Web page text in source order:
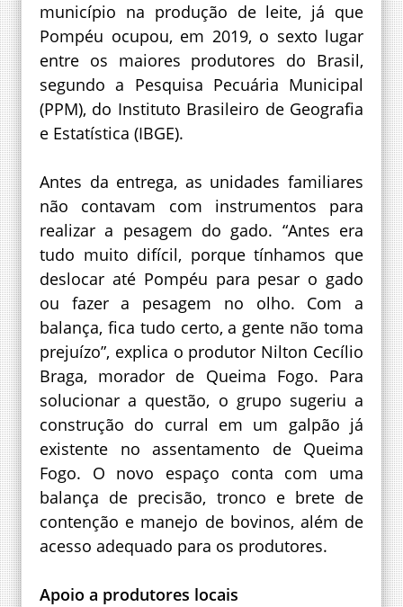
município na produção de leite, já que
Pompéu ocupou, em 2019, o sexto lugar
entre os maiores produtores do Brasil,
segundo a Pesquisa Pecuária Municipal
(PPM), do Instituto Brasileiro de Geografia
e Estatística (IBGE).
Antes da entrega, as unidades familiares
não contavam com instrumentos para
realizar a pesagem do gado. “Antes era
tudo muito difícil, porque tínhamos que
deslocar até Pompéu para pesar o gado
ou fazer a pesagem no olho. Com a
balança, fica tudo certo, a gente não toma
prejuízo”, explica o produtor Nilton Cecílio
Braga, morador de Queima Fogo. Para
solucionar a questão, o grupo sugeriu a
construção do curral em um galpão já
existente no assentamento de Queima
Fogo. O novo espaço conta com uma
balança de precisão, tronco e brete de
contenção e manejo de bovinos, além de
acesso adequado para os produtores.
Apoio a produtores locais